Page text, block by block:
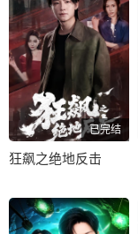
已完结
狂飙之绝地反击